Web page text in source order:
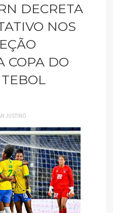
DECRETA
NOS
COPA DO
JUSTINO